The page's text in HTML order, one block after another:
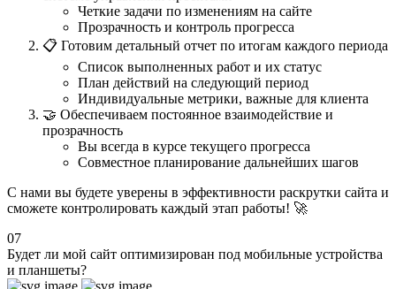
Четкие задачи по изменениям на сайте
Прозрачность и контроль прогресса
📋 Готовим детальный отчет по итогам каждого периода
Список выполненных работ и их статус
План действий на следующий период
Индивидуальные метрики, важные для клиента
🤝 Обеспечиваем постоянное взаимодействие и
прозрачность
Вы всегда в курсе текущего прогресса
Совместное планирование дальнейших шагов
С нами вы будете уверены в эффективности раскрутки сайта и
сможете контролировать каждый этап работы! 🚀
07
Будет ли мой сайт оптимизирован под мобильные устройства
и планшеты?